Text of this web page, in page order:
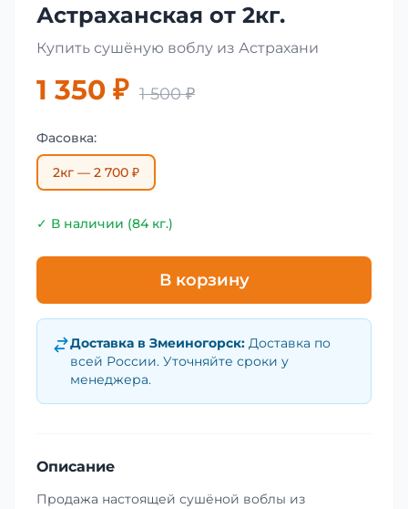
Астраханская от 2кг.
Купить сушёную воблу из Астрахани
1 350 ₽ 1 500 ₽
Фасовка:
2кг — 2 700 ₽
✓ В наличии (84 кг.)
В корзину
Доставка в Змеиногорск: Доставка по
всей России. Уточняйте сроки у
менеджера.
Описание
Продажа настоящей сушёной воблы из